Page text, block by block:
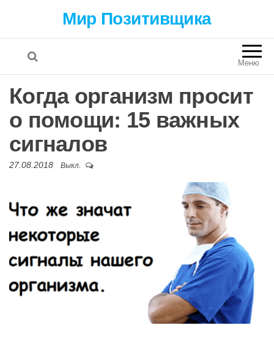
Мир Позитивщика
Меню
Когда организм просит
о помощи: 15 важных
сигналов
27.08.2018 Выкл.